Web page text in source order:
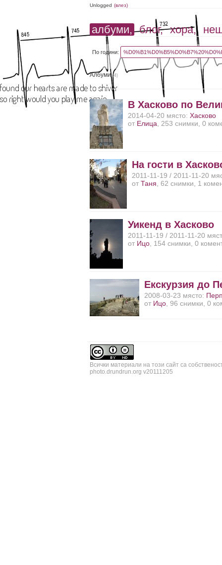
Unlogged (влез)
албуми, блог, хора,
По години:
Албуми(4)
В Хасково по
2014-04-20 място:Хасково
от Елица , 253 снимки, 0
На гости в
2011-11-19 / 2011-11-20
отТаня , 62 снимки, 1
Уикенд в Хасково
2011-11-19 / 2011-11-20
от Ицо , 154 снимки, 0
Екскурзия до
2008-03-23 място:
от Ицо , 96 снимки, 0
Всички материали на този сайт са
photo.drundrun.org v20111205